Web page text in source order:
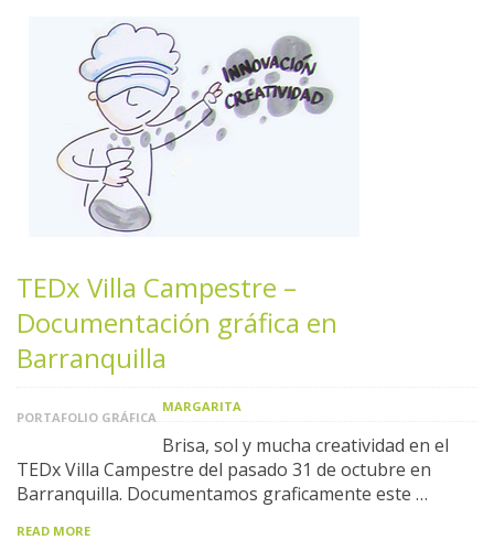
TEDx Villa Campestre –
Documentación gráfica en
Barranquilla
PORTAFOLIO GRÁFICA
MARGARITA
Brisa, sol y mucha creatividad en el
TEDx Villa Campestre del pasado 31 de octubre en
Barranquilla. Documentamos graficamente este …
READ MORE